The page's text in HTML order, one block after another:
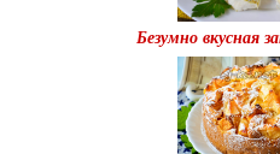
Безумно вкусная